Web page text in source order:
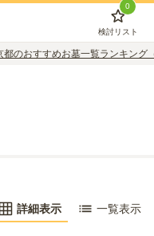
0
検討リスト
都のおすすめお墓一覧ランキング
詳細表示 一覧表示